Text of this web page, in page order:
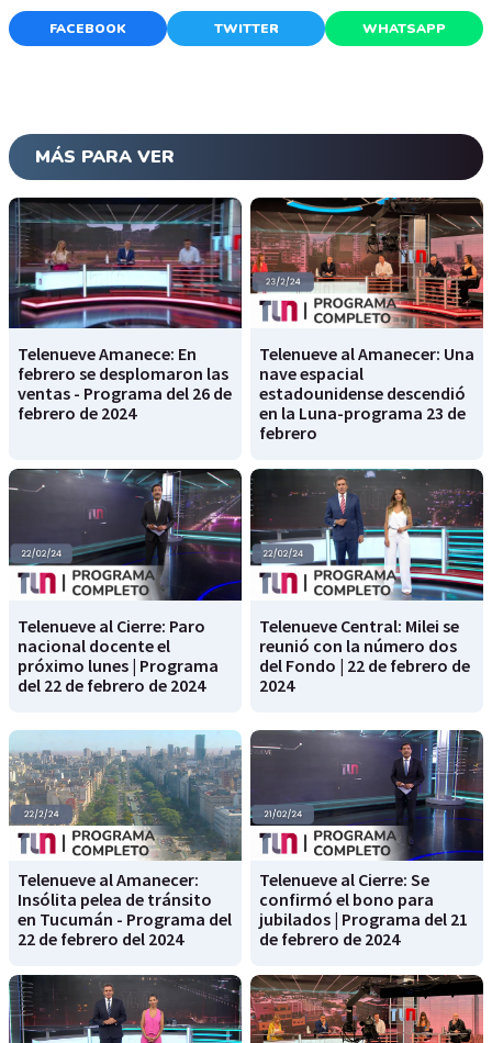
FACEBOOK TWITTER WHATSAPP
MÁS PARA VER
Telenueve Amanece: En
febrero se desplomaron las
ventas - Programa del 26 de
febrero de 2024
Telenueve al Amanecer: Una
nave espacial
estadounidense descendió
en la Luna-programa 23 de
febrero
Telenueve al Cierre: Paro
nacional docente el
próximo lunes | Programa
del 22 de febrero de 2024
Telenueve Central: Milei se
reunió con la número dos
del Fondo | 22 de febrero de
2024
Telenueve al Amanecer:
Insólita pelea de tránsito
en Tucumán - Programa del
22 de febrero del 2024
Telenueve al Cierre: Se
confirmó el bono para
jubilados | Programa del 21
de febrero de 2024